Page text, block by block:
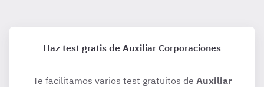
Haz test gratis de Auxiliar Corporaciones
Te facilitamos varios test gratuitos de Auxiliar